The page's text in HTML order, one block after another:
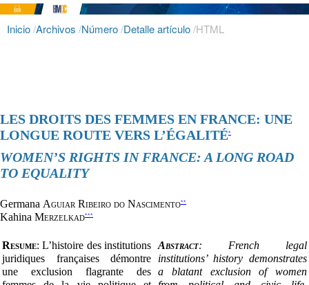
Inicio/Archivos /Número/Detalle artículo/HTML